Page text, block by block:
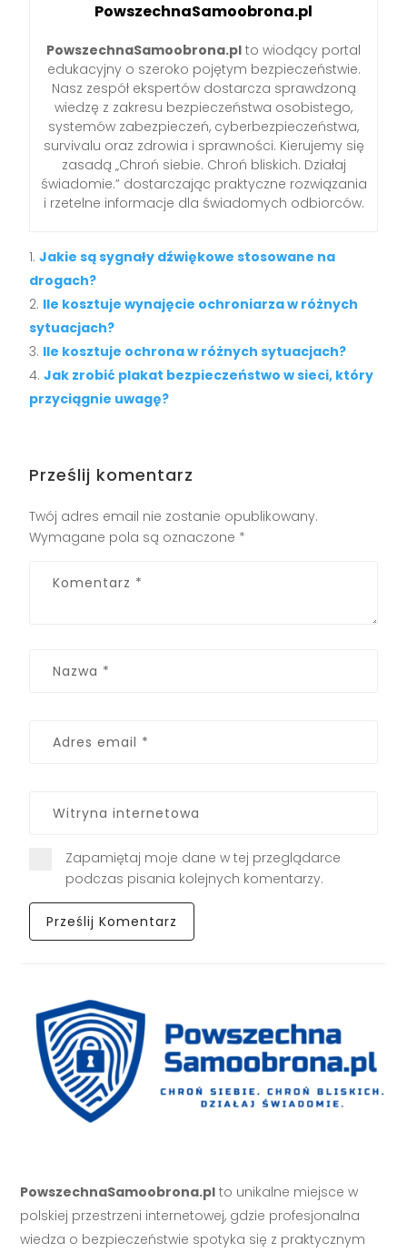
PowszechnaSamoobrona.pl
PowszechnaSamoobrona.pl to wiodący portal
edukacyjny o szeroko pojętym bezpieczeństwie.
Nasz zespół ekspertów dostarcza sprawdzoną
wiedzę z zakresu bezpieczeństwa osobistego,
systemów zabezpieczeń, cyberbezpieczeństwa,
survivalu oraz zdrowia i sprawności. Kierujemy się
zasadą „Chroń siebie. Chroń bliskich. Działaj
świadomie.” dostarczając praktyczne rozwiązania
i rzetelne informacje dla świadomych odbiorców.
Jakie są sygnały dźwiękowe stosowane na
drogach?
Ile kosztuje wynajęcie ochroniarza w różnych
sytuacjach?
Ile kosztuje ochrona w różnych sytuacjach?
Jak zrobić plakat bezpieczeństwo w sieci, który
przyciągnie uwagę?
Prześlij komentarz
Twój adres email nie zostanie opublikowany.
Wymagane pola są oznaczone *
Zapamiętaj moje dane w tej przeglądarce
podczas pisania kolejnych komentarzy.
PowszechnaSamoobrona.pl to unikalne miejsce w
polskiej przestrzeni internetowej, gdzie profesjonalna
wiedza o bezpieczeństwie spotyka się z praktycznym